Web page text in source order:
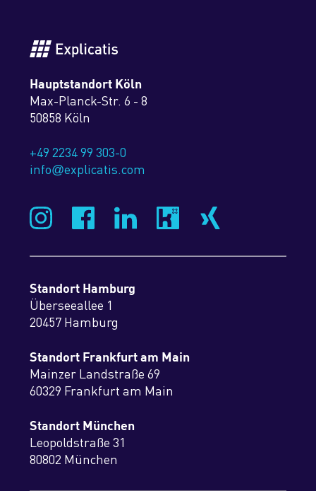
Hauptstandort Köln
Max-Planck-Str. 6 - 8
50858 Köln
+49 2234 99 303-0
info@explicatis.com
Standort Hamburg
Überseeallee 1
20457 Hamburg
Standort Frankfurt am Main
Mainzer Landstraße 69
60329 Frankfurt am Main
Standort München
Leopoldstraße 31
80802 München